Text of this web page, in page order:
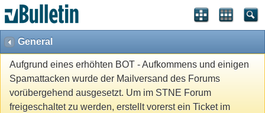
General
Aufgrund eines erhöhten BOT - Aufkommens und einigen
Spamattacken wurde der Mailversand des Forums
vorübergehend ausgesetzt. Um im STNE Forum
freigeschaltet zu werden, erstellt vorerst ein Ticket im